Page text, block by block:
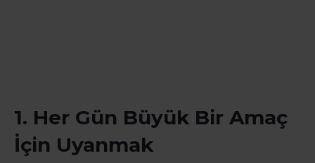
1. Her Gün Büyük Bir Amaç
İçin Uyanmak